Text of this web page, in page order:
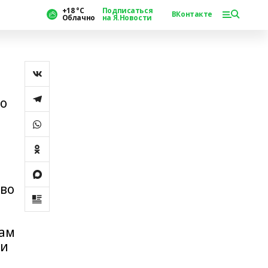
+18 °С
Облачно
Подписаться
на Я.Новости ВКонтакте